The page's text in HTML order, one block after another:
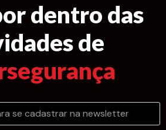
dentro das
de